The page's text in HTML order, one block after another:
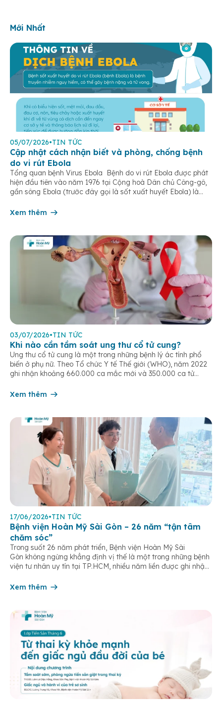
Mới Nhất
05/07/2026•TIN TỨC
Cập nhật cách nhận biết và phòng, chống bệnh
do vi rút Ebola
Tổng quan bệnh Virus Ebola Bệnh do vi rút Ebola được phát
hiện đầu tiên vào năm 1976 tại Cộng hoà Dân chủ Công-gô,
gần sông Ebola (trước đây gọi là sốt xuất huyết Ebola) là
dịch. Bệnh lây truyền do tiếp xúc trực […]
Xem thêm
03/07/2026•TIN TỨC
Khi nào cần tầm soát ung thư cổ tử cung?
Ung thư cổ tử cung là một trong những bệnh lý ác tính phổ
biến ở phụ nữ. Theo Tổ chức Y tế Thế giới (WHO), năm 2022
ghi nhận khoảng 660.000 ca mắc mới và 350.000 ca tử
cổ tử […]
Xem thêm
17/06/2026•TIN TỨC
Bệnh viện Hoàn Mỹ Sài Gòn – 26 năm “tận tâm
chăm sóc”
Trong suốt 26 năm phát triển, Bệnh viện Hoàn Mỹ Sài
Gòn không ngừng khẳng định vị thế là một trong những bệnh
viện tư nhân uy tín tại TP.HCM, nhiều năm liền được ghi nhận
tiêu chí đánh giá của Bộ y tế. Điều tạo nên giá trị của […]
Xem thêm